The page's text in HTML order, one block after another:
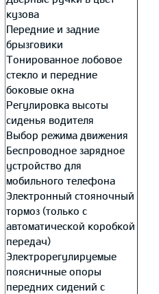
кузова
Передние и задние
брызговики
Тонированное лобовое
стекло и передние
боковые окна
Регулировка высоты
сиденья водителя
Выбор режима движения
Беспроводное зарядное
устройство для
мобильного телефона
Электронный стояночный
тормоз (только с
автоматической коробкой
передач)
Электрорегулируемые
поясничные опоры
передних сидений с